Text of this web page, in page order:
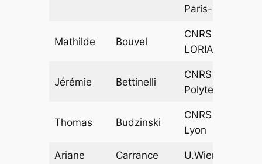
Paris-Nord
Mathilde Bouvel
CNRS &
LORIA
Jérémie Bettinelli
CNRS & École
Polytechnique
Thomas Budzinski
CNRS & ENS
Lyon
Ariane Carrance U.Wien